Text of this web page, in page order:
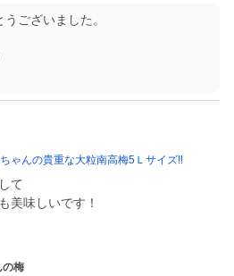
ございました。
ゃんの貴重な大粒南高梅5Ｌサイズ‼️
て
美味しいです！
の梅